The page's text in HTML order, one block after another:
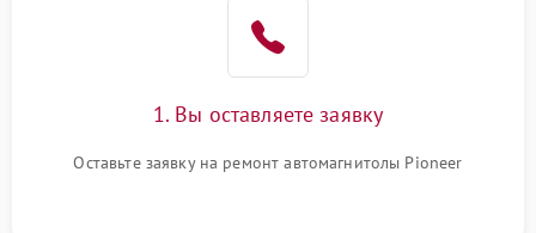
1. Вы оставляете заявку
Оставьте заявку на ремонт автомагнитолы Pioneer